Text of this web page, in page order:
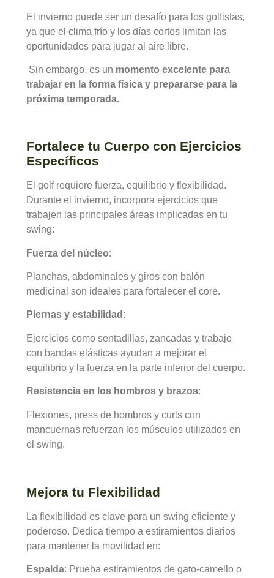
El invierno puede ser un desafío para los golfistas,
ya que el clima frío y los días cortos limitan las
oportunidades para jugar al aire libre.
Sin embargo, es un momento excelente para
trabajar en la forma física y prepararse para la
próxima temporada.
Fortalece tu Cuerpo con Ejercicios
Específicos
El golf requiere fuerza, equilibrio y flexibilidad.
Durante el invierno, incorpora ejercicios que
trabajen las principales áreas implicadas en tu
swing:
Fuerza del núcleo:
Planchas, abdominales y giros con balón
medicinal son ideales para fortalecer el core.
Piernas y estabilidad :
Ejercicios como sentadillas, zancadas y trabajo
con bandas elásticas ayudan a mejorar el
equilibrio y la fuerza en la parte inferior del cuerpo.
Resistencia en los hombros y brazos:
Flexiones, press de hombros y curls con
mancuernas refuerzan los músculos utilizados en
el swing.
Mejora tu Flexibilidad
La flexibilidad es clave para un swing eficiente y
poderoso. Dedica tiempo a estiramientos diarios
para mantener la movilidad en:
Espalda: Prueba estiramientos de gato-camello o